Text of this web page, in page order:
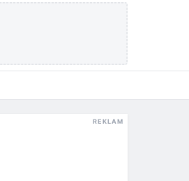
REKLAM